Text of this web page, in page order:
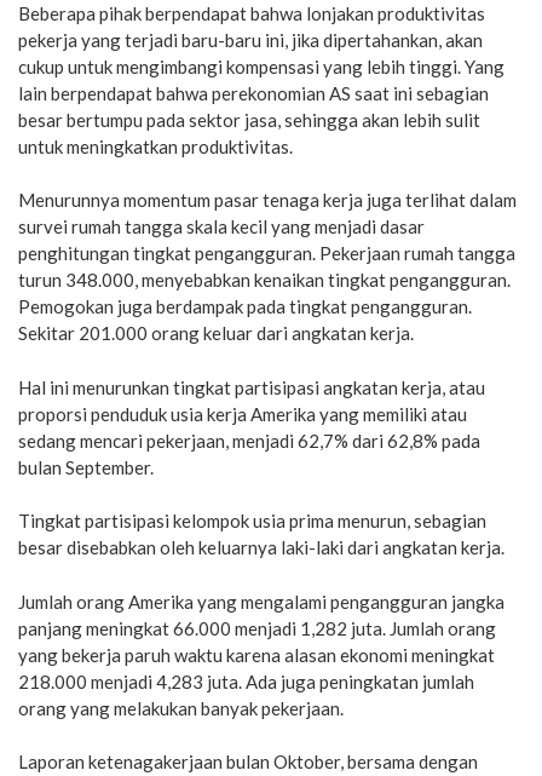
Beberapa pihak berpendapat bahwa lonjakan produktivitas
pekerja yang terjadi baru-baru ini, jika dipertahankan, akan
cukup untuk mengimbangi kompensasi yang lebih tinggi. Yang
lain berpendapat bahwa perekonomian AS saat ini sebagian
besar bertumpu pada sektor jasa, sehingga akan lebih sulit
untuk meningkatkan produktivitas.
Menurunnya momentum pasar tenaga kerja juga terlihat dalam
survei rumah tangga skala kecil yang menjadi dasar
penghitungan tingkat pengangguran. Pekerjaan rumah tangga
turun 348.000, menyebabkan kenaikan tingkat pengangguran.
Pemogokan juga berdampak pada tingkat pengangguran.
Sekitar 201.000 orang keluar dari angkatan kerja.
Hal ini menurunkan tingkat partisipasi angkatan kerja, atau
proporsi penduduk usia kerja Amerika yang memiliki atau
sedang mencari pekerjaan, menjadi 62,7% dari 62,8% pada
bulan September.
Tingkat partisipasi kelompok usia prima menurun, sebagian
besar disebabkan oleh keluarnya laki-laki dari angkatan kerja.
Jumlah orang Amerika yang mengalami pengangguran jangka
panjang meningkat 66.000 menjadi 1,282 juta. Jumlah orang
yang bekerja paruh waktu karena alasan ekonomi meningkat
218.000 menjadi 4,283 juta. Ada juga peningkatan jumlah
orang yang melakukan banyak pekerjaan.
Laporan ketenagakerjaan bulan Oktober, bersama dengan